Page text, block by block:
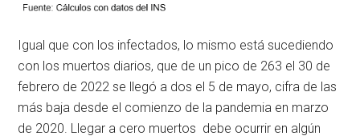
Igual que con los infectados, lo mismo está sucediendo
con los muertos diarios, que de un pico de 263 el 30 de
febrero de 2022 se llegó a dos el 5 de mayo, cifra de las
más baja desde el comienzo de la pandemia en marzo
de 2020. Llegar a cero muertos debe ocurrir en algún